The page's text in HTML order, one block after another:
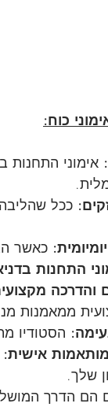
כוח:
אימוני התחנות
ככל
כאשר
התחנות
והדרכה
ממאמנות מנוסות
הסטודיו
מותאמות אישית:
שלך.
הם הדרך